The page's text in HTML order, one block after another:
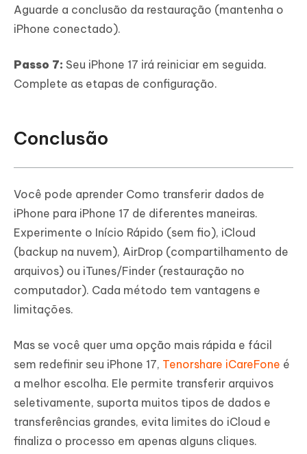
Aguarde a conclusão da restauração (mantenha o
iPhone conectado).
Passo 7: Seu iPhone 17 irá reiniciar em seguida.
Complete as etapas de configuração.
Conclusão
Você pode aprender Como transferir dados de
iPhone para iPhone 17 de diferentes maneiras.
Experimente o Início Rápido (sem fio), iCloud
(backup na nuvem), AirDrop (compartilhamento de
arquivos) ou iTunes/Finder (restauração no
computador). Cada método tem vantagens e
limitações.
Mas se você quer uma opção mais rápida e fácil
sem redefinir seu iPhone 17, Tenorshare iCareFone é
a melhor escolha. Ele permite transferir arquivos
seletivamente, suporta muitos tipos de dados e
transferências grandes, evita limites do iCloud e
finaliza o processo em apenas alguns cliques.